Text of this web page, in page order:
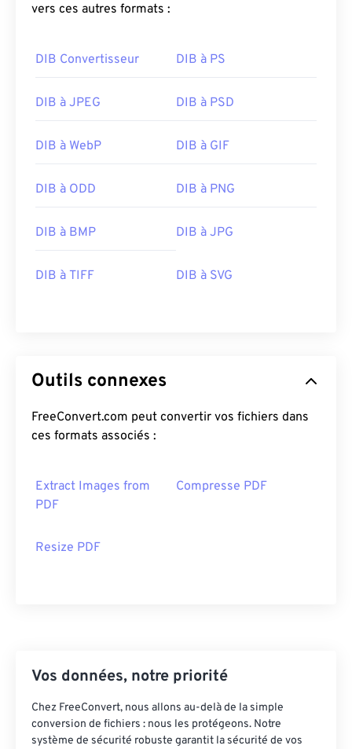
vers ces autres formats :
DIB Convertisseur DIB à PS
DIB à JPEG DIB à PSD
DIB à WebP DIB à GIF
DIB à ODD DIB à PNG
DIB à BMP DIB à JPG
DIB à TIFF DIB à SVG
Outils connexes
FreeConvert.com peut convertir vos fichiers dans
ces formats associés :
Extract Images from
PDF
Compresse PDF
Resize PDF
Vos données, notre priorité
Chez FreeConvert, nous allons au-delà de la simple
conversion de fichiers : nous les protégeons. Notre
système de sécurité robuste garantit la sécurité de vos